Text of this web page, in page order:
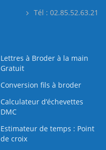
Tél : 02.85.52.63.21
Lettres à Broder à la main
Gratuit
Conversion fils à broder
Calculateur d’échevettes
DMC
Estimateur de temps : Point
de croix